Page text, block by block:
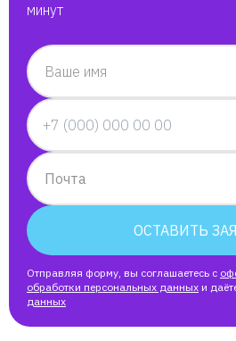
Софья
Elena
Кирилл
Маргарита
Саадат
Гоша
минут
Ваше имя
Почта
ОСТАВИТЬ
Отправляя форму, вы соглашаетесь с
обработки персональных данных и
данных